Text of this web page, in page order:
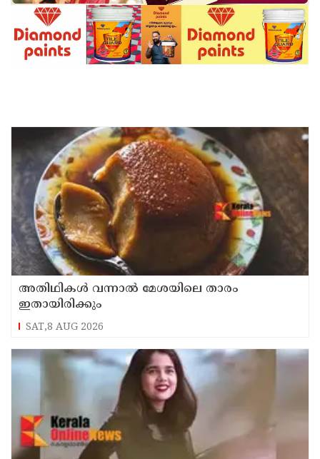
അതിഥികൾ വന്നാൽ മേശയിലെ താരം
ഇതായിരിക്കും
SAT,8 AUG 2026